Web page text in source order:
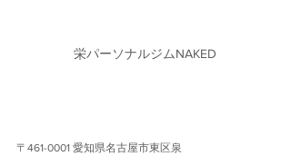
栄パーソナルジムNAKED
〒461-0001 愛知県名古屋市東区泉